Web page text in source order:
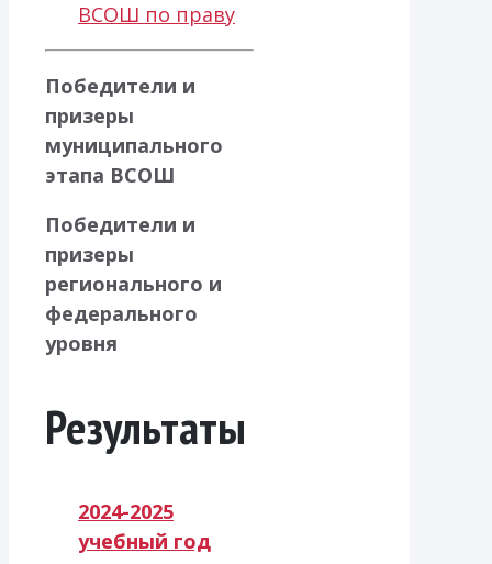
ВСОШ по праву
Победители и
призеры
муниципального
этапа ВСОШ
Победители и
призеры
регионального и
федерального
уровня
Результаты
2024-2025
учебный год